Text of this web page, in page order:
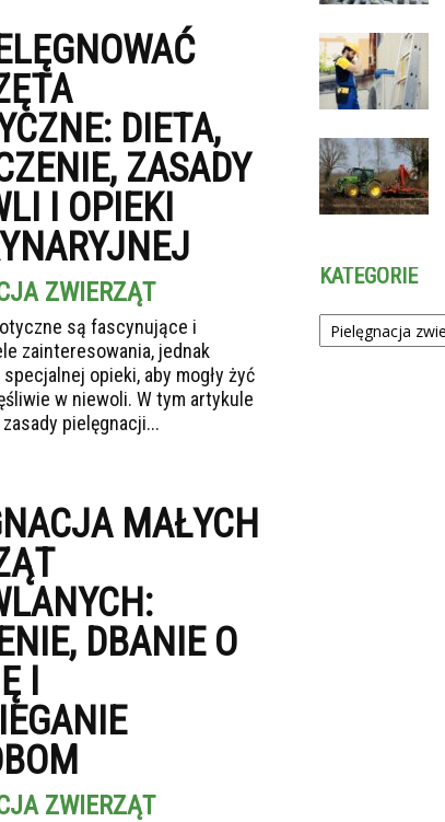
DIETA,
ZASADY
I OPIEKI
ZWIERZĄT
są fascynujące i
zainteresowania, jednak
opieki, aby mogły żyć
w niewoli. W tym artykule
pielęgnacji...
MAŁYCH
DBANIE O
I
ZWIERZĄT
KATEGORIE
Kategorie